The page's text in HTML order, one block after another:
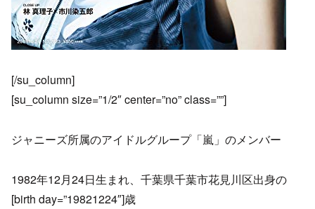
[/su_column]
[su_column size=”1/2″ center=”no” class=””]
ジャニーズ所属のアイドルグループ「嵐」のメンバー
1982年12月24日生まれ、千葉県千葉市花見川区出身の
[birth day=”19821224″]歳